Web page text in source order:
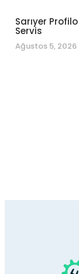
Sarıyer
Servis
Ağustos 5, 2026